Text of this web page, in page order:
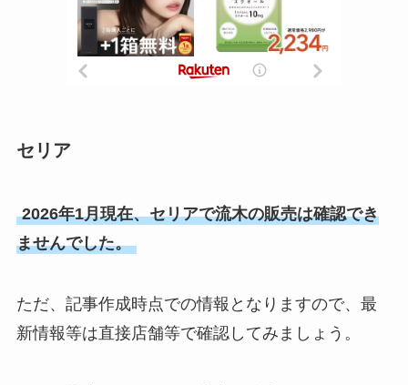
セリア
2026年1月現在、セリアで流木の販売は確認でき
ませんでした。
ただ、記事作成時点での情報となりますので、最
新情報等は直接店舗等で確認してみましょう。